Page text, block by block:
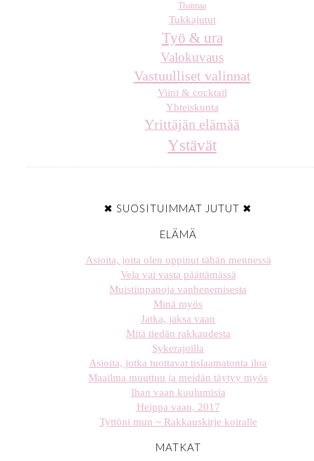
Thaimaa
Tukkajutut
Työ & ura
Valokuvaus
Vastuulliset valinnat
Viini & cocktail
Yhteiskunta
Yrittäjän elämää
Ystävät
✖ SUOSITUIMMAT JUTUT ✖
ELÄMÄ
Asioita, joita olen oppinut tähän mennessä
Vela vai vasta päättämässä
Muistiinpanoja vanhenemisesta
Minä myös
Jatka, jaksa vaan
Mitä tiedän rakkaudesta
Sykerajoilla
Asioita, jotka tuottavat tislaamatonta iloa
Maailma muuttuu ja meidän täytyy myös
Ihan vaan kuulumisia
Heippa vaan, 2017
Tyttöni mun ~ Rakkauskirje koiralle
MATKAT